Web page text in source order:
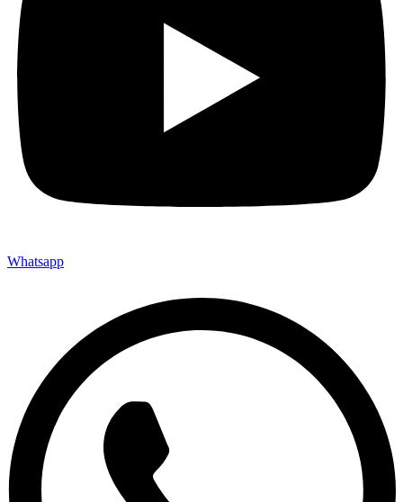
Whatsapp